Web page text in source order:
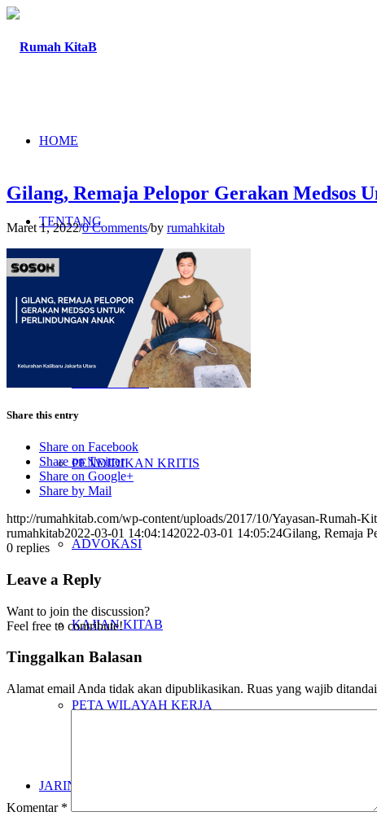
HOME
TENTANG
PROGRAM
PENELITIAN
PENDIDIKAN KRITIS
ADVOKASI
KAJIAN KITAB
PETA WILAYAH KERJA
JARINGAN
Gilang, Remaja Pelopor Gerakan Medsos
Maret 1, 2022/0 Comments/by rumahkitab
Share this entry
Share on Facebook
Share on Twitter
Share on Google+
Share by Mail
http://rumahkitab.com/wp-content/uploads/2017/10/Yayasan-Rumah-
rumahkitab2022-03-01 14:04:142022-03-01 14:05:24Gilang, Remaja
0 replies
Leave a Reply
Want to join the discussion?
Feel free to contribute!
Tinggalkan Balasan
Alamat email Anda tidak akan dipublikasikan. Ruas yang wajib ditandai
Komentar *